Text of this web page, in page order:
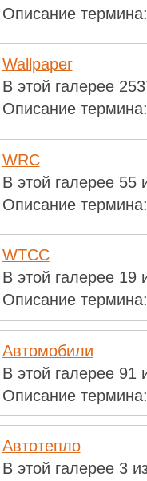
Описание термина:
Wallpaper
В этой галерее
Описание термина:
WRC
В этой галерее 55
Описание термина:
WTCC
В этой галерее 19
Описание термина:
Автомобили
В этой галерее 91
Описание термина:
Автотепло
В этой галерее 3